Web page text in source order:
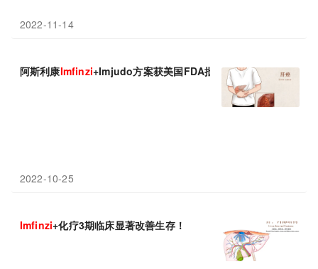
2022-11-14
阿斯利康Imfinzi+Imjudo方案获美国FDA批准!
2022-10-25
Imfinzi+化疗3期临床显著改善生存！